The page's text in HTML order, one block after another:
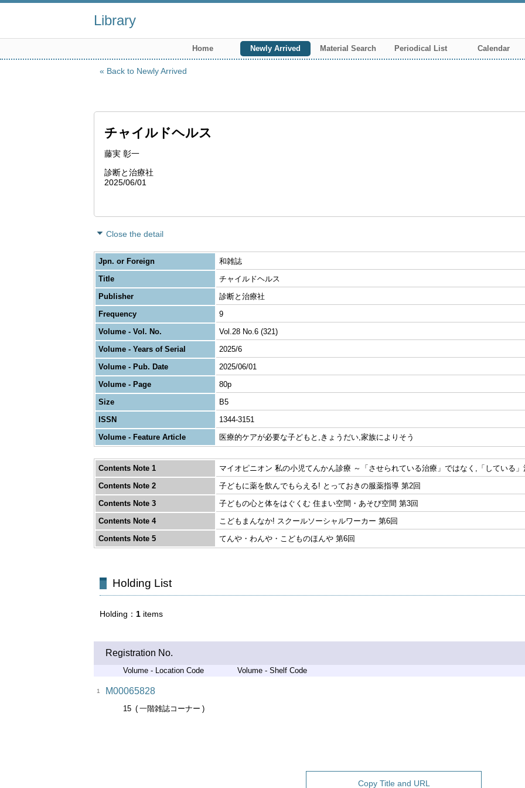
Library
Home Newly Arrived Material Search Periodical List Calendar
Back to Newly Arrived
チャイルドヘルス
藤実 彰一
診断と治療社
2025/06/01
Close the detail
Jpn. or Foreign
和雑誌
Title
チャイルドヘルス
Publisher
診断と治療社
Frequency
9
Volume - Vol. No.
Vol.28 No.6 (321)
Volume - Years of Serial
2025/6
Volume - Pub. Date
2025/06/01
Volume - Page
80p
Size
B5
ISSN
1344-3151
Volume - Feature Article
医療的ケアが必要な子どもと,きょうだい,家族によりそう
Contents Note 1
マイオピニオン 私の小児てんかん診療 ～「させられている治療」ではなく,「している
Contents Note 2
子どもに薬を飲んでもらえる! とっておきの服薬指導 第2回
Contents Note 3
子どもの心と体をはぐくむ 住まい空間・あそび空間 第3回
Contents Note 4
こどもまんなか! スクールソーシャルワーカー 第6回
Contents Note 5
てんや・わんや・こどものほんや 第6回
Holding List
Holding 1 items
Registration No.
Volume - Location Code Volume - Shelf Code
1 M00065828
15 一階雑誌コーナー
Copy Title and URL